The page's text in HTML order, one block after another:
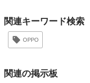
関連キーワード検索
OPPO
関連の掲示板